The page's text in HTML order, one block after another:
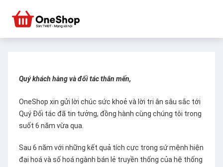
Quý khách hàng và đối tác thân mến,
OneShop xin gửi lời chúc sức khoẻ và lời tri ân sâu sắc tới
Quý Đối tác đã tin tưởng, đồng hành cùng chúng tôi trong
suốt 6 năm vừa qua.
Sau 6 năm với những kết quả tích cực trong sứ mệnh hiện
đại hoá và số hoá ngành bán lẻ truyền thống của hệ thống